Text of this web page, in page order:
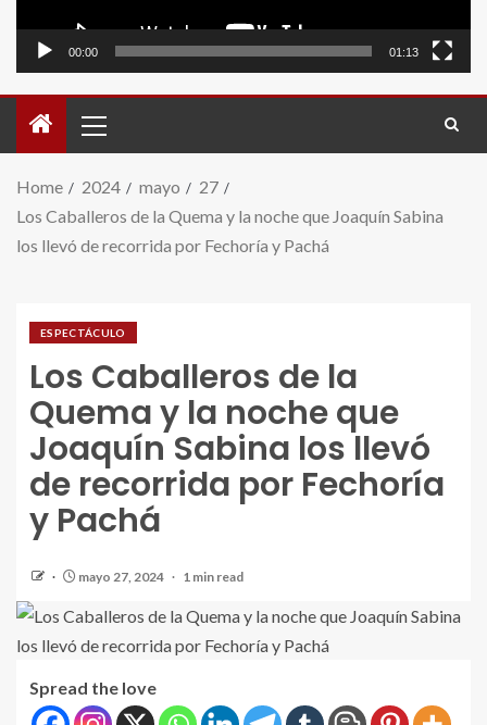
00:00 01:13
Home 2024 mayo
27
Los Caballeros de la Quema y la noche que Joaquín Sabina
los llevó de recorrida por Fechoría y Pachá
ESPECTÁCULO
Los Caballeros de la
Quema y la noche que
Joaquín Sabina los llevó
de recorrida por Fechoría
y Pachá
mayo 27, 2024 1 min read
Spread the love